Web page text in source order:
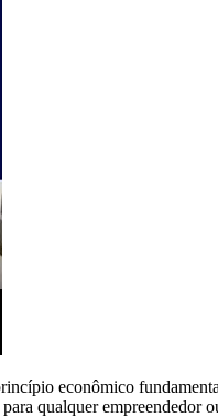
econômico
qualquer empreendedor